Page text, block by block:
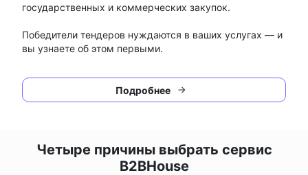
государственных и коммерческих закупок.
Победители тендеров нуждаются в ваших услугах — и
вы узнаете об этом первыми.
Подробнее
Четыре причины выбрать сервис
B2BHouse